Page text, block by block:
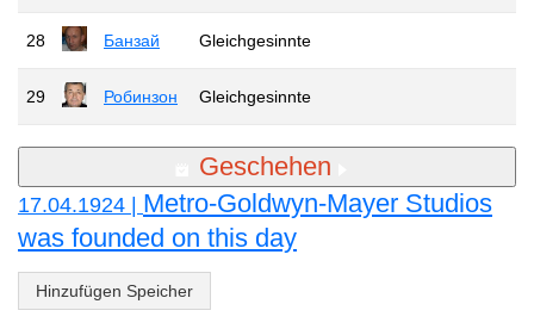
28 Банзай Gleichgesinnte
29 Робинзон Gleichgesinnte
Geschehen
17.04.1924 | Metro-Goldwyn-Mayer Studios
was founded on this day
Hinzufügen Speicher